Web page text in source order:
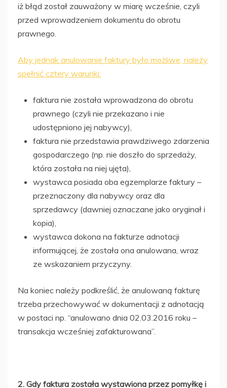
iż błąd został zauważony w miarę wcześnie, czyli
przed wprowadzeniem dokumentu do obrotu
prawnego.
Aby jednak anulowanie faktury było możliwe, należy
spełnić cztery warunki:
faktura nie została wprowadzona do obrotu
prawnego (czyli nie przekazano i nie
udostępniono jej nabywcy),
faktura nie przedstawia prawdziwego zdarzenia
gospodarczego (np. nie doszło do sprzedaży,
która została na niej ujęta),
wystawca posiada oba egzemplarze faktury –
przeznaczony dla nabywcy oraz dla
sprzedawcy (dawniej oznaczane jako oryginał i
kopia),
wystawca dokona na fakturze adnotacji
informującej, że została ona anulowana, wraz
ze wskazaniem przyczyny.
Na koniec należy podkreślić, że anulowaną fakturę
trzeba przechowywać w dokumentacji z adnotacją
w postaci np. “anulowano dnia 02.03.2016 roku –
transakcja wcześniej zafakturowana”.
2. Gdy faktura została wystawiona przez pomyłkę i